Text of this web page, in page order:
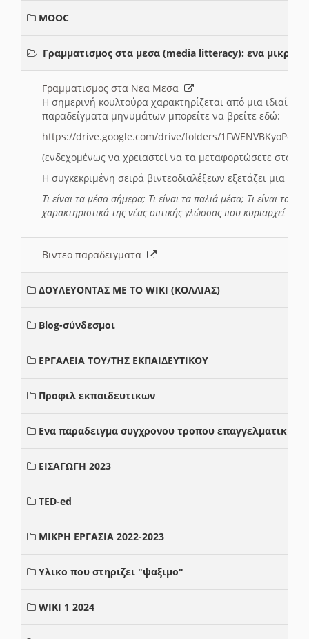
MOOC
Γραμματισμος στα μεσα (media litteracy): ενα μικρο
Γραμματισμος στα Νεα Μεσα
Η σημερινή κουλτούρα χαρακτηρίζεται από μια
παραδείγματα μηνυμάτων μπορείτε να βρείτε εδώ:
https://drive.google.com/drive/folders/
(ενδεχομένως να χρειαστεί να τα μεταφορτώσετε στο
Η συγκεκριμένη σειρά βιντεοδιαλέξεων εξετάζει μια
Τι είναι τα μέσα σήμερα; Τι είναι τα παλιά μέσα; Τι είναι τα
χαρακτηριστικά της νέας οπτικής γλώσσας που κυριαρχεί
Βιντεο παραδειγματα
ΔΟΥΛΕΥΟΝΤΑΣ ΜΕ ΤΟ WIKI (ΚΟΛΛΙΑΣ)
Blog-σύνδεσμοι
ΕΡΓΑΛΕΙΑ ΤΟΥ/ΤΗΣ ΕΚΠΑΙΔΕΥΤΙΚΟΥ
Προφιλ εκπαιδευτικων
Ενα παραδειγμα συγχρονου τροπου επαγγελματικης
ΕΙΣΑΓΩΓΗ 2023
TED-ed
ΜΙΚΡΗ ΕΡΓΑΣΙΑ 2022-2023
Υλικο που στηριζει "ψαξιμο"
WIKI 1 2024